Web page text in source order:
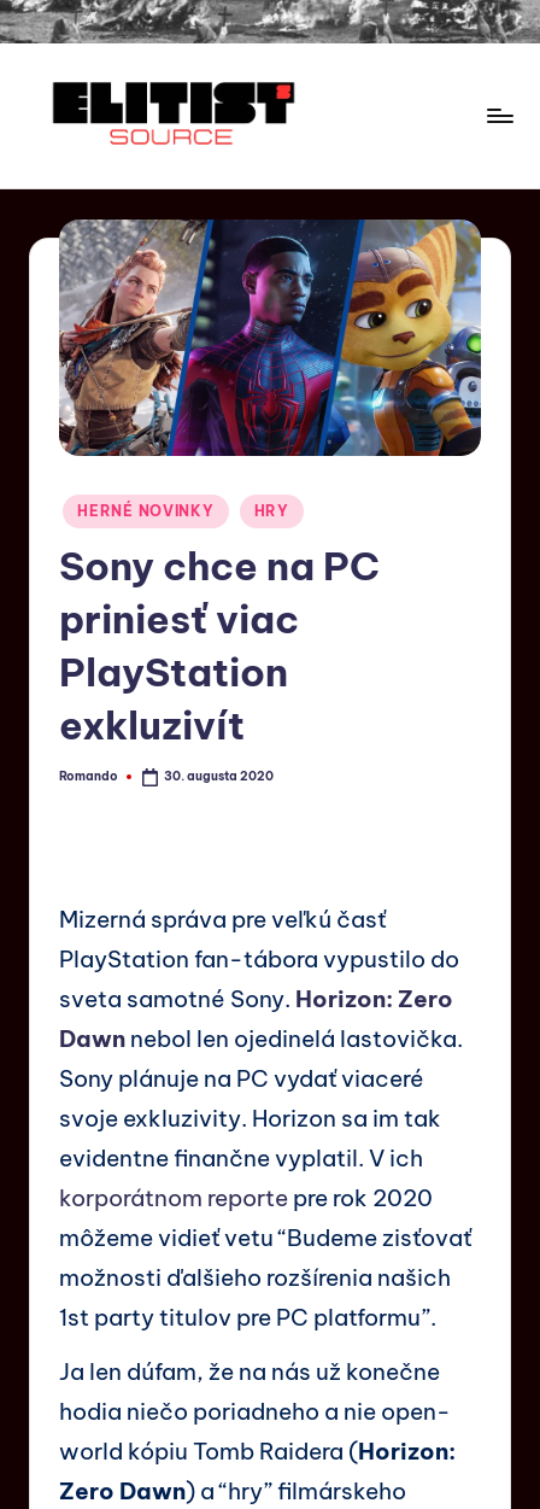
HERNÉ NOVINKY HRY
Sony chce na PC
priniesť viac
PlayStation
exkluzivít
Romando 30. augusta 2020
Mizerná správa pre veľkú časť
PlayStation fan-tábora vypustilo do
sveta samotné Sony. Horizon: Zero
Dawn nebol len ojedinelá lastovička.
Sony plánuje na PC vydať viaceré
svoje exkluzivity. Horizon sa im tak
evidentne finančne vyplatil. V ich
korporátnom reporte pre rok 2020
môžeme vidieť vetu “Budeme zisťovať
možnosti ďalšieho rozšírenia našich
1st party titulov pre PC platformu”.
Ja len dúfam, že na nás už konečne
hodia niečo poriadneho a nie open-
world kópiu Tomb Raidera (Horizon:
Zero Dawn) a “hry” filmárskeho